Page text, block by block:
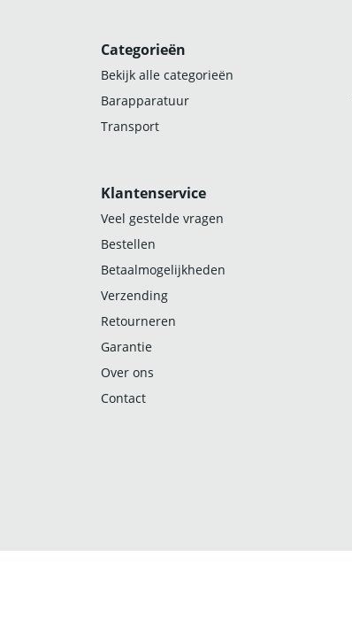
Categorieën
Bekijk alle categorieën
Barapparatuur
Transport
Klantenservice
Veel gestelde vragen
Bestellen
Betaalmogelijkheden
Verzending
Retourneren
Garantie
Over ons
Contact